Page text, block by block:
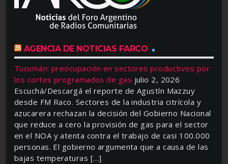
AGENCIA DE NOTICIAS FARCO
Tucumán: preocupación en sectores productivos por
los cortes programados de gas julio 2, 2026
Escuchá/Descargá el reporte de Agustín Mazzuy
desde FM Raco. Sectores de la industria citrícola y
azucarera rechazan la decisión del Gobierno Nacional
que reduce a cero la provisión de gas para el sector
en el NOA y atenta contra el trabajo de casi 100.000
personas. El gobierno argumenta que a causa de las
bajas temperaturas […]